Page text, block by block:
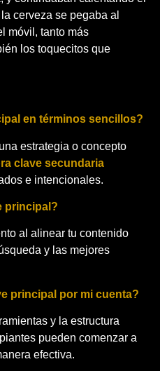
cerveza se pegaba al
móvil, tanto más
los toquecitos que
en términos sencillos?
estrategia o concepto
clave secundaria
e intencionales.
principal?
al alinear tu contenido
y las mejores
principal por mi cuenta?
y la estructura
pueden comenzar a
efectiva.